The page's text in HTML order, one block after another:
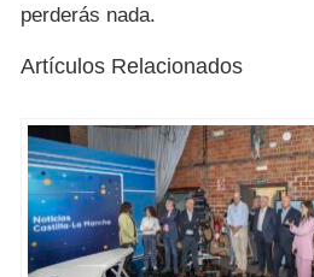
perderás nada.
Artículos Relacionados